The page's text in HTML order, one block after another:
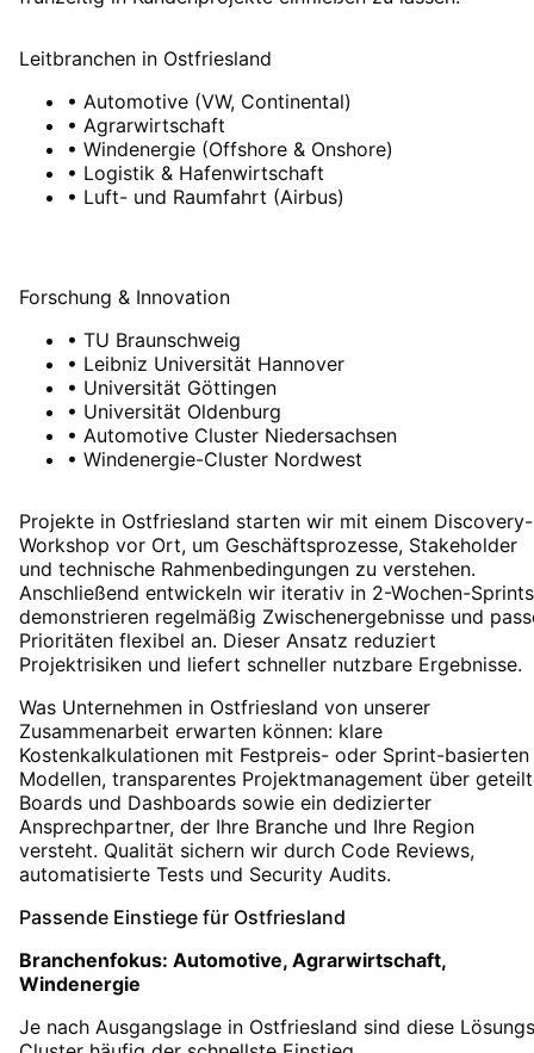
Leitbranchen in Ostfriesland
• Automotive (VW, Continental)
• Agrarwirtschaft
• Windenergie (Offshore & Onshore)
• Logistik & Hafenwirtschaft
• Luft- und Raumfahrt (Airbus)
Forschung & Innovation
• TU Braunschweig
• Leibniz Universität Hannover
• Universität Göttingen
• Universität Oldenburg
• Automotive Cluster Niedersachsen
• Windenergie-Cluster Nordwest
Projekte in Ostfriesland starten wir mit einem Discovery-
Workshop vor Ort, um Geschäftsprozesse, Stakeholder
und technische Rahmenbedingungen zu verstehen.
Anschließend entwickeln wir iterativ in 2-Wochen-
demonstrieren regelmäßig Zwischenergebnisse und
Prioritäten flexibel an. Dieser Ansatz reduziert
Projektrisiken und liefert schneller nutzbare Ergebnisse.
Was Unternehmen in Ostfriesland von unserer
Zusammenarbeit erwarten können: klare
Kostenkalkulationen mit Festpreis- oder Sprint-basierten
Modellen, transparentes Projektmanagement über
Boards und Dashboards sowie ein dedizierter
Ansprechpartner, der Ihre Branche und Ihre Region
versteht. Qualität sichern wir durch Code Reviews,
automatisierte Tests und Security Audits.
Passende Einstiege für Ostfriesland
Branchenfokus: Automotive, Agrarwirtschaft,
Windenergie
Je nach Ausgangslage in Ostfriesland sind diese